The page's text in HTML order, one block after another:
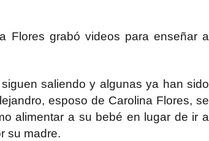
Flores grabó videos para enseñar a
saliendo y algunas ya han sido
esposo de Carolina Flores, se
alimentar a su bebé en lugar de ir a
su madre.